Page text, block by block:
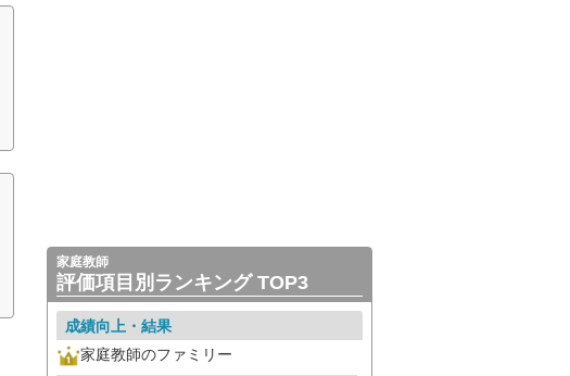
家庭教師
評価項目別ランキング TOP3
成績向上・結果
家庭教師のファミリー